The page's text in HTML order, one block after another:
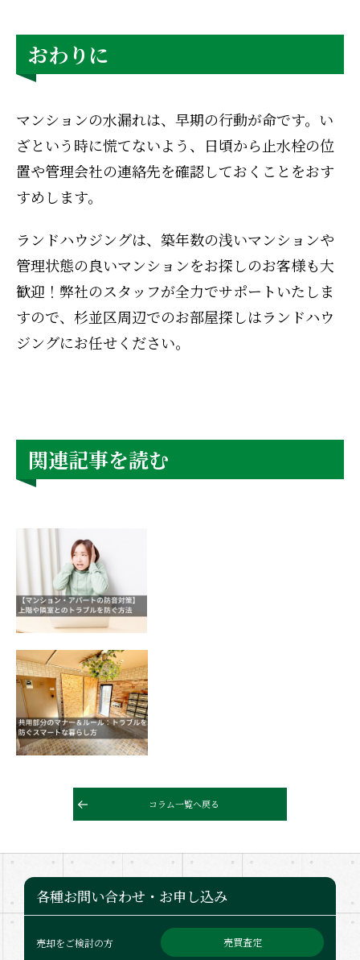
おわりに
マンションの水漏れは、早期の行動が命です。い
ざという時に慌てないよう、日頃から止水栓の位
置や管理会社の連絡先を確認しておくことをおす
すめします。
ランドハウジングは、築年数の浅いマンションや
管理状態の良いマンションをお探しのお客様も大
歓迎！弊社のスタッフが全力でサポートいたしま
すので、杉並区周辺でのお部屋探しはランドハウ
ジングにお任せください。
関連記事を読む
コラム一覧へ戻る
各種お問い合わせ・お申し込み
売却をご検討の方 売買査定